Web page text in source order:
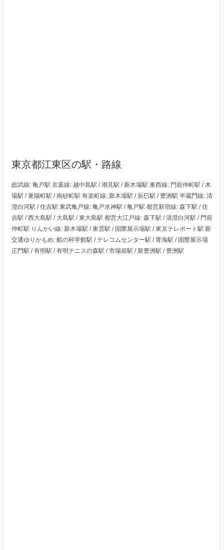
東京都江東区の駅・路線
総武線: 亀戸駅 京葉線: 越中島駅 / 潮見駅 / 新木場駅 東西線: 門前仲町駅 / 木
場駅 / 東陽町駅 / 南砂町駅 有楽町線: 新木場駅 / 辰巳駅 / 豊洲駅 半蔵門線: 清
澄白河駅 / 住吉駅 東武亀戸線: 亀戸水神駅 / 亀戸駅 都営新宿線: 森下駅 / 住
吉駅 / 西大島駅 / 大島駅 / 東大島駅 都営大江戸線: 森下駅 / 清澄白河駅 / 門前
仲町駅 りんかい線: 新木場駅 / 東雲駅 / 国際展示場駅 / 東京テレポート駅 新
交通ゆりかもめ: 船の科学館駅 / テレコムセンター駅 / 青海駅 / 国際展示場
正門駅 / 有明駅 / 有明テニスの森駅 / 市場前駅 / 新豊洲駅 / 豊洲駅